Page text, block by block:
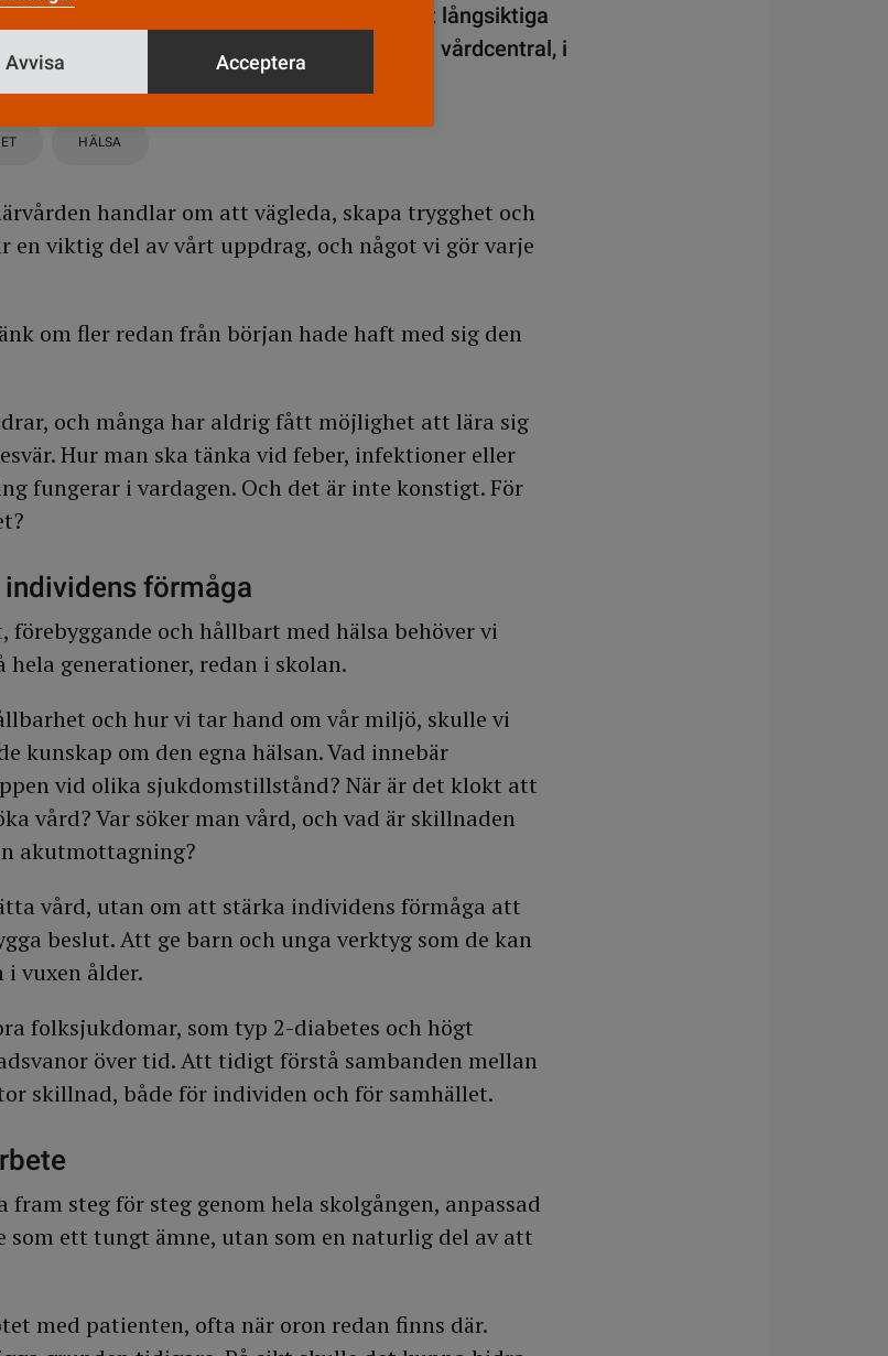
egenvård redan i skolan, som en del av det långsiktiga
Hammoura, verksamhetschef på en vårdcentral, i
HÄLSA
handlar om att vägleda, skapa trygghet och
en viktig del av vårt uppdrag, och något vi gör varje
om fler redan från början hade haft med sig den
och många har aldrig fått möjlighet att lära sig
Hur man ska tänka vid feber, infektioner eller
fungerar i vardagen. Och det är inte konstigt. För
förmåga
och hållbart med hälsa behöver vi
generationer, redan i skolan.
och hur vi tar hand om vår miljö, skulle vi
kunskap om den egna hälsan. Vad innebär
vid olika sjukdomstillstånd? När är det klokt att
vård? Var söker man vård, och vad är skillnaden
akutmottagning?
vård, utan om att stärka individens förmåga att
beslut. Att ge barn och unga verktyg som de kan
i vuxen ålder.
folksjukdomar, som typ 2-diabetes och högt
över tid. Att tidigt förstå sambanden mellan
skillnad, både för individen och för samhället.
fram steg för steg genom hela skolgången, anpassad
som ett tungt ämne, utan som en naturlig del av att
med patienten, ofta när oron redan finns där.
Avvisa Acceptera